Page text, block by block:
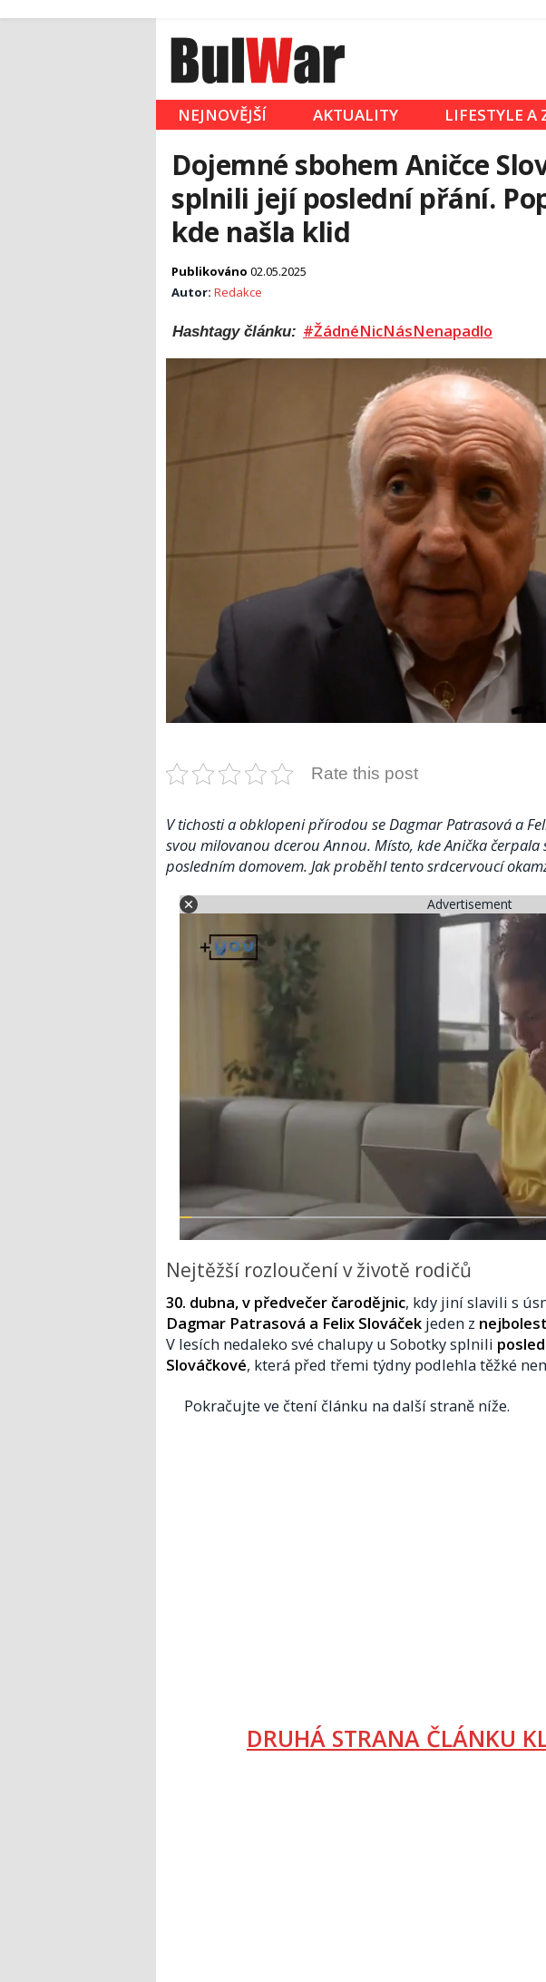
NEJNOVĚJŠÍ AKTUALITY LIFESTYLE A
Dojemné sbohem Aničce
splnili její poslední přání.
kde našla klid
Publikováno 02.05.2025
Autor: Redakce
Hashtagy článku: #ŽádnéNicNásNenapadlo
Rate this post
V tichosti a obklopeni přírodou se Dagmar Patrasová a
svou milovanou dcerou Annou. Místo, kde Anička
posledním domovem. Jak proběhl tento srdcervoucí
Advertisement
Nejtěžší rozloučení v životě rodičů
30. dubna, v předvečer čarodějnic, kdy jiní slavili s
Dagmar Patrasová a Felix Slováček jeden z
V lesích nedaleko své chalupy u Sobotky splnili
Slováčkové, která před třemi týdny podlehla těžké
Pokračujte ve čtení článku na další straně níže.
DRUHÁ STRANA ČLÁNKU